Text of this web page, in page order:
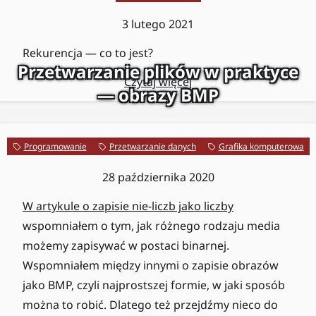
3 lutego 2021
Rekurencja — co to jest?
Czytaj więcej
Przetwarzanie plików w praktyce
— obrazy BMP
Programowanie Przetwarzanie danych Grafika komputerowa
28 października 2020
W artykule o zapisie nie-liczb jako liczby
wspomniałem o tym, jak różnego rodzaju media
możemy zapisywać w postaci binarnej.
Wspomniałem między innymi o zapisie obrazów
jako BMP, czyli najprostszej formie, w jaki sposób
można to robić. Dlatego też przejdźmy nieco do